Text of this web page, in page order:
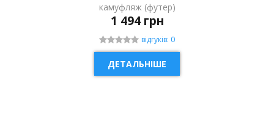
камуфляж (футер)
1 494 грн
відгуків: 0
ДЕТАЛЬНІШЕ